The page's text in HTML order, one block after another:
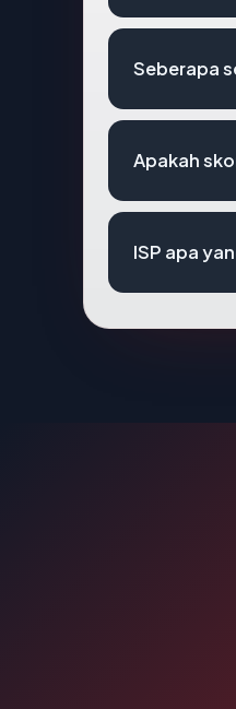
Seberapa
Apakah
ISP apa